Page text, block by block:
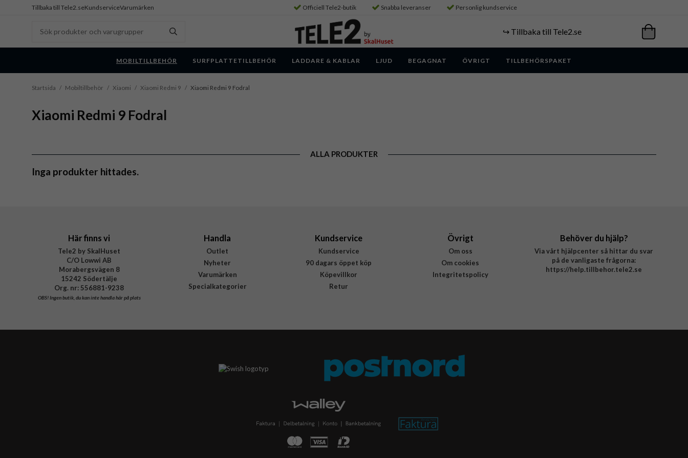
Tillbaka till Tele2.seKundserviceVarumärken Officiell Tele2-butik Snabba leveranser Personlig kundservice
↪️ Tillbaka till Tele2.se
MOBILTILLBEHÖR SURFPLATTETILLBEHÖR LADDARE & KABLAR LJUD BEGAGNAT ÖVRIGT TILLBEHÖRSPAKET
Startsida / Mobiltillbehör / Xiaomi / Xiaomi Redmi 9 / Xiaomi Redmi 9 Fodral
Xiaomi Redmi 9 Fodral
ALLA PRODUKTER
Inga produkter hittades.
Här finns vi
Tele2 by SkalHuset
C/O Lowwi AB
Morabergsvägen 8
15242 Södertälje
Org. nr: 556881-9238
OBS!Ingen butik, du kan inte handla här på plats
Handla
Outlet
Nyheter
Varumärken
Specialkategorier
Kundservice
Kundservice
90 dagars öppet köp
Köpevillkor
Retur
Övrigt
Om oss
Om cookies
Integritetspolicy
Behöver du hjälp?
Via vårt hjälpcenter så hittar du svar
på de vanligaste frågorna:
https://help.tillbehor.tele2.se